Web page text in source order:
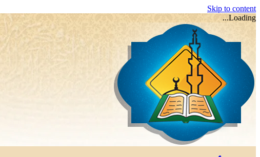
Skip to content
Loading...